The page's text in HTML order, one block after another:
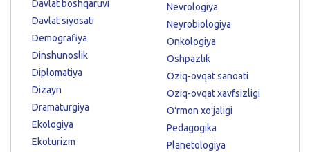
Davlat boshqaruvi
Davlat siyosati
Demografiya
Dinshunoslik
Diplomatiya
Dizayn
Dramaturgiya
Ekologiya
Ekoturizm
Nevrologiya
Neyrobiologiya
Onkologiya
Oshpazlik
Oziq-ovqat sanoati
Oziq-ovqat xavfsizligi
Oʻrmon xoʻjaligi
Pedagogika
Planetologiya